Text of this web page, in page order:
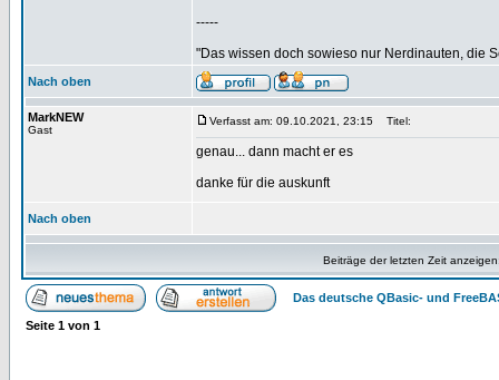
-----
"Das wissen doch sowieso nur Nerdinauten, die
Nach oben
MarkNEW
Gast
Verfasst am: 09.10.2021, 23:15 Titel:
genau... dann macht er es
danke für die auskunft
Nach oben
Beiträge der letzten Zeit
Das deutsche QBasic- und
Seite 1 von 1